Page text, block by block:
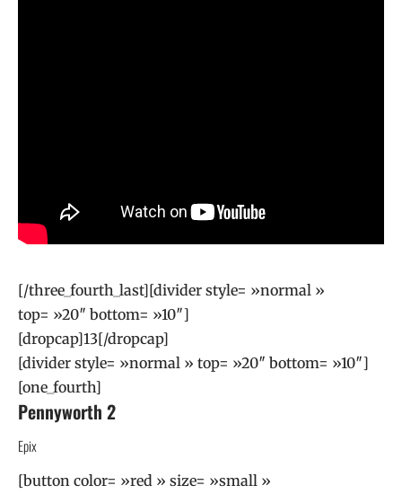
[/three_fourth_last][divider style= »normal »
top= »20″ bottom= »10″]
[dropcap]13[/dropcap]
[divider style= »normal » top= »20″ bottom= »10″]
[one_fourth]
Pennyworth 2
Epix
[button color= »red » size= »small »